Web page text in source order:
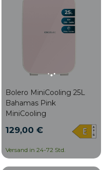
Bolero MiniCooling 25L
Bahamas Pink
MiniCooling
129,00 €
Versand in 24-72 Std.